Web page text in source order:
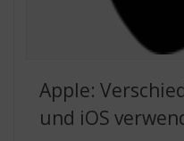
Apple:
und iOS